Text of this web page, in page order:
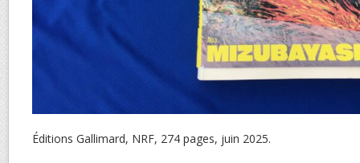
Éditions Gallimard, NRF, 274 pages, juin 2025.